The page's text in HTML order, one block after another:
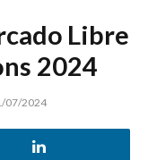
Libre
2024
07/2024